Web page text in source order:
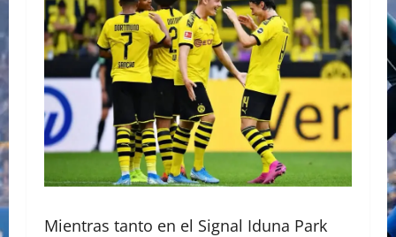
Mientras tanto en el Signal Iduna Park